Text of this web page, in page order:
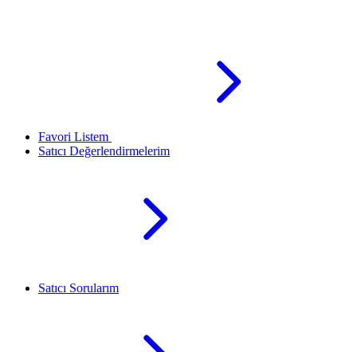
Favori Listem
Satıcı Değerlendirmelerim
Satıcı Sorularım